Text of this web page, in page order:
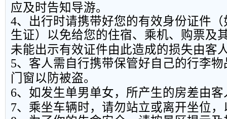
应及时告知导游。
4、出行时请携带好您的有效身份证件
生证）以免给您的住宿、乘机、购票及
未能出示有效证件由此造成的损失由客
5、客人需自行携带保管好自己的行李
门窗以防被盗。
6、如发生单男单女，所产生的房差由客
7、乘坐车辆时，请勿站立或离开坐位